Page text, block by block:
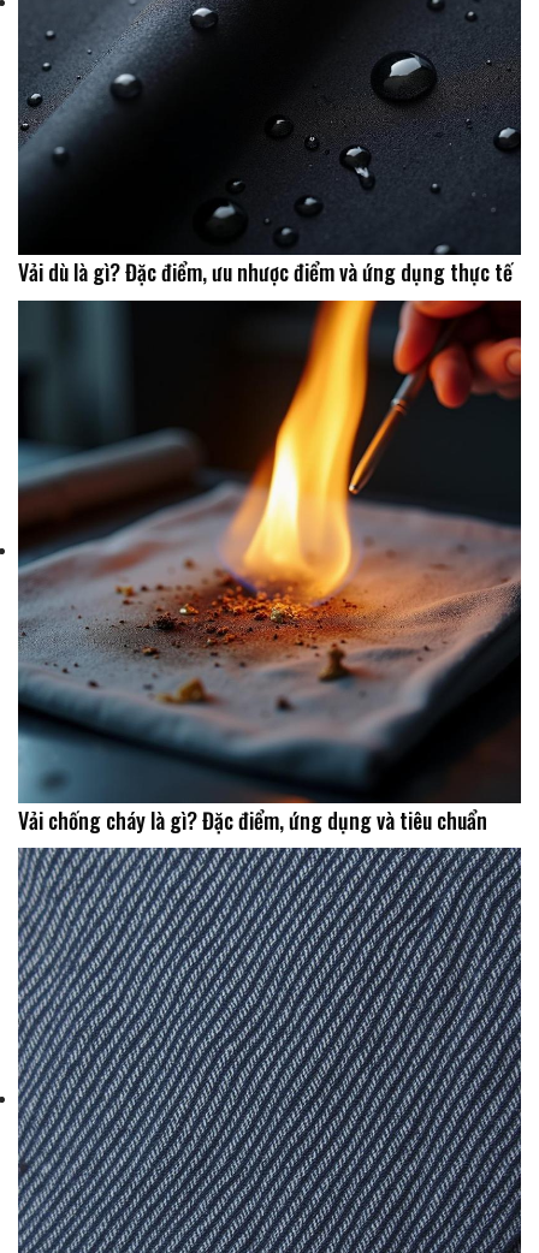
Vải dù là gì? Đặc điểm, ưu nhược điểm và ứng dụng thực tế
Vải chống cháy là gì? Đặc điểm, ứng dụng và tiêu chuẩn